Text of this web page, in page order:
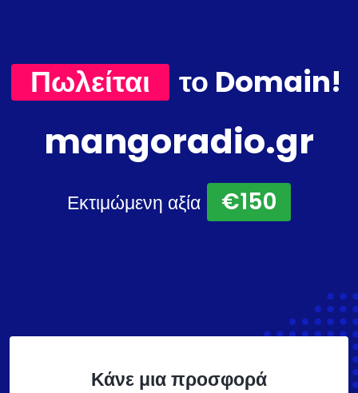
Πωλείται το Domain!
mangoradio.gr
Εκτιμώμενη αξία €150
Κάνε μια προσφορά